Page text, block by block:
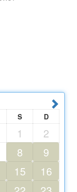
S D
1
2
8
9
15
16